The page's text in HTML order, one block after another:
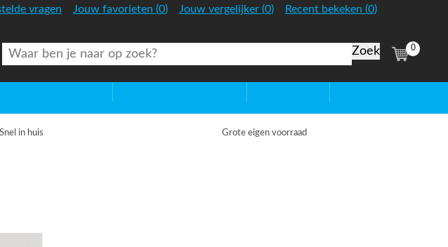
vragen Jouw favorieten (0) Jouw vergelijker: (0) Recent bekeken (0)
Nederland
(
0
items)
Snel in huis Grote eigen voorraad